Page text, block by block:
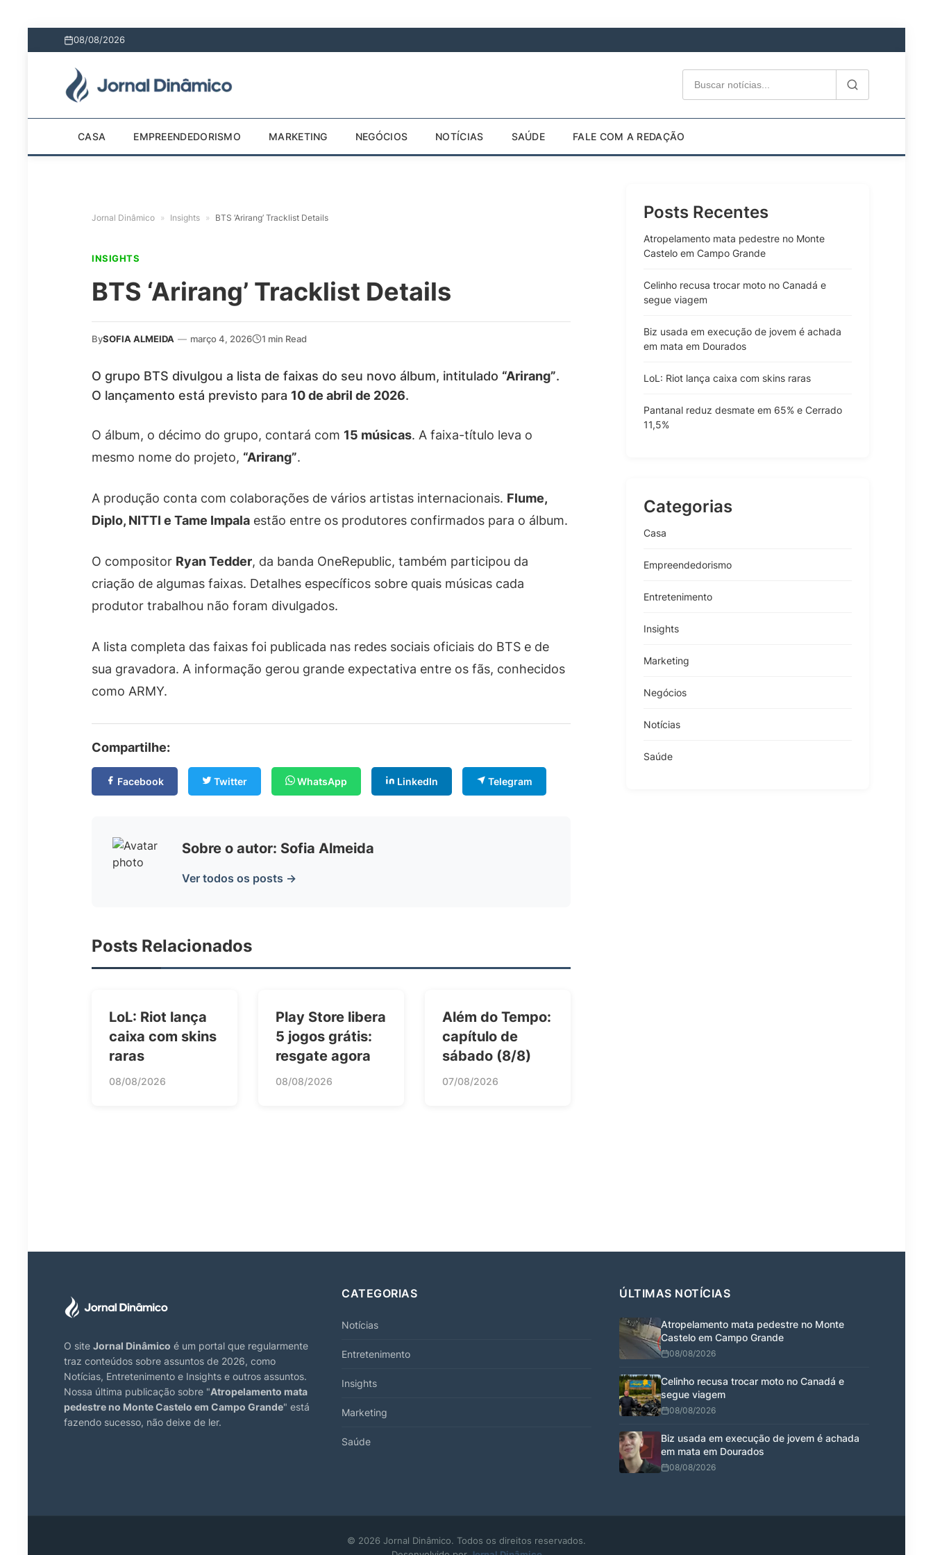
08/08/2026
CASA EMPREENDEDORISMO MARKETING NEGÓCIOS NOTÍCIAS SAÚDE FALE COM A REDAÇÃO
Jornal Dinâmico » Insights » BTS ‘Arirang’ Tracklist Details
INSIGHTS
BTS ‘Arirang’ Tracklist Details
BySOFIA ALMEIDA — março 4, 2026 1 min Read
O grupo BTS divulgou a lista de faixas do seu novo álbum, intitulado “Arirang”.
O lançamento está previsto para 10 de abril de 2026.
O álbum, o décimo do grupo, contará com 15 músicas. A faixa-título leva o
mesmo nome do projeto, “Arirang”.
A produção conta com colaborações de vários artistas internacionais. Flume,
Diplo, NITTI e Tame Impala estão entre os produtores confirmados para o álbum.
O compositor Ryan Tedder, da banda OneRepublic, também participou da
criação de algumas faixas. Detalhes específicos sobre quais músicas cada
produtor trabalhou não foram divulgados.
A lista completa das faixas foi publicada nas redes sociais oficiais do BTS e de
sua gravadora. A informação gerou grande expectativa entre os fãs, conhecidos
como ARMY.
Compartilhe:
Facebook Twitter WhatsApp LinkedIn Telegram
Sobre o autor: Sofia Almeida
Ver todos os posts →
Posts Relacionados
LoL: Riot lança
caixa com skins
raras
08/08/2026
Play Store libera
5 jogos grátis:
resgate agora
08/08/2026
Além do Tempo:
capítulo de
sábado (8/8)
07/08/2026
Posts Recentes
Atropelamento mata pedestre no Monte
Castelo em Campo Grande
Celinho recusa trocar moto no Canadá e
segue viagem
Biz usada em execução de jovem é achada
em mata em Dourados
LoL: Riot lança caixa com skins raras
Pantanal reduz desmate em 65% e Cerrado
11,5%
Categorias
Casa
Empreendedorismo
Entretenimento
Insights
Marketing
Negócios
Notícias
Saúde
O site Jornal Dinâmico é um portal que regularmente
traz conteúdos sobre assuntos de 2026, como
Notícias, Entretenimento e Insights e outros assuntos.
Nossa última publicação sobre "Atropelamento mata
pedestre no Monte Castelo em Campo Grande" está
fazendo sucesso, não deixe de ler.
CATEGORIAS
Notícias
Entretenimento
Insights
Marketing
Saúde
ÚLTIMAS NOTÍCIAS
Atropelamento mata pedestre no Monte
Castelo em Campo Grande
08/08/2026
Celinho recusa trocar moto no Canadá e
segue viagem
08/08/2026
Biz usada em execução de jovem é achada
em mata em Dourados
08/08/2026
© 2026 Jornal Dinâmico. Todos os direitos reservados.